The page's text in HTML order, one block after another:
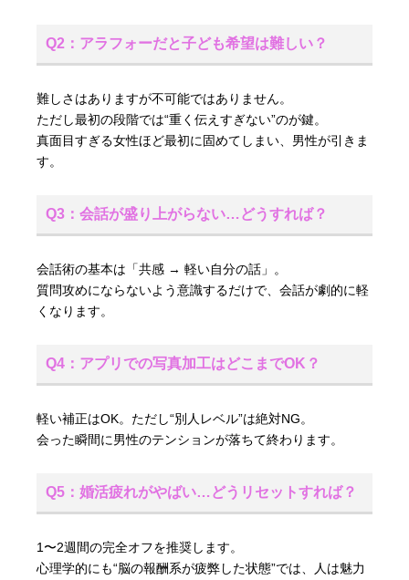
Q2：アラフォーだと子ども希望は難しい？
難しさはありますが不可能ではありません。
ただし最初の段階では“重く伝えすぎない”のが鍵。
真面目すぎる女性ほど最初に固めてしまい、男性が引きま
す。
Q3：会話が盛り上がらない…どうすれば？
会話術の基本は「共感 → 軽い自分の話」。
質問攻めにならないよう意識するだけで、会話が劇的に軽
くなります。
Q4：アプリでの写真加工はどこまでOK？
軽い補正はOK。ただし“別人レベル”は絶対NG。
会った瞬間に男性のテンションが落ちて終わります。
Q5：婚活疲れがやばい…どうリセットすれば？
1〜2週間の完全オフを推奨します。
心理学的にも“脳の報酬系が疲弊した状態”では、人は魅力